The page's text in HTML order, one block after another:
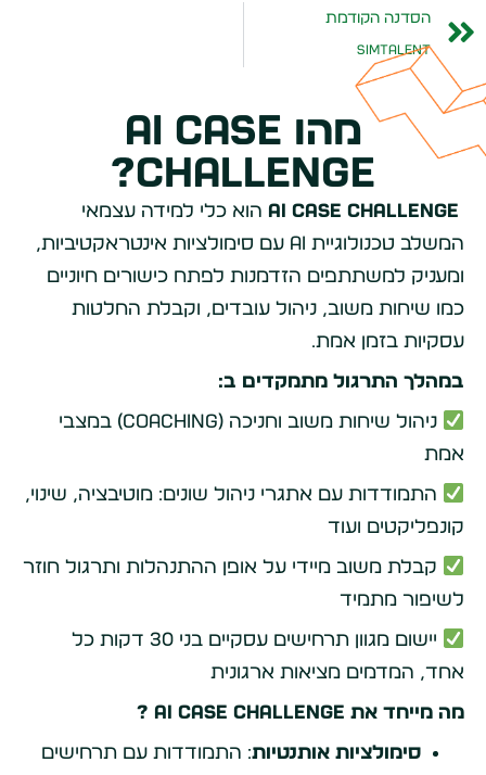
הסדנה הקודמת
SimTalent
מהו AI Case
Challenge?
הוא כלי למידה עצמאי
המשלב טכנולוגיית AI עם סימולציות אינטראקטיביות,
ומעניק למשתתפים הזדמנות לפתח כישורים חיוניים
כמו שיחות משוב, ניהול עובדים, וקבלת החלטות
עסקיות בזמן אמת.
במהלך התרגול מתמקדים ב:
ניהול שיחות משוב וחניכה (Coaching) במצבי
אמת
התמודדות עם אתגרי ניהול שונים: מוטיבציה, שינוי,
קונפליקטים ועוד
קבלת משוב מיידי על אופן ההתנהלות ותרגול חוזר
לשיפור מתמיד
יישום מגוון תרחישים עסקיים בני 30 דקות כל
אחד, המדמים מציאות ארגונית
מה מייחד את AI Case Challenge ?
סימולציות אותנטיות: התמודדות עם תרחישים